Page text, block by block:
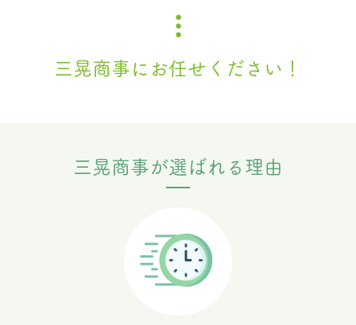
三晃商事にお任せください！
三晃商事が選ばれる理由